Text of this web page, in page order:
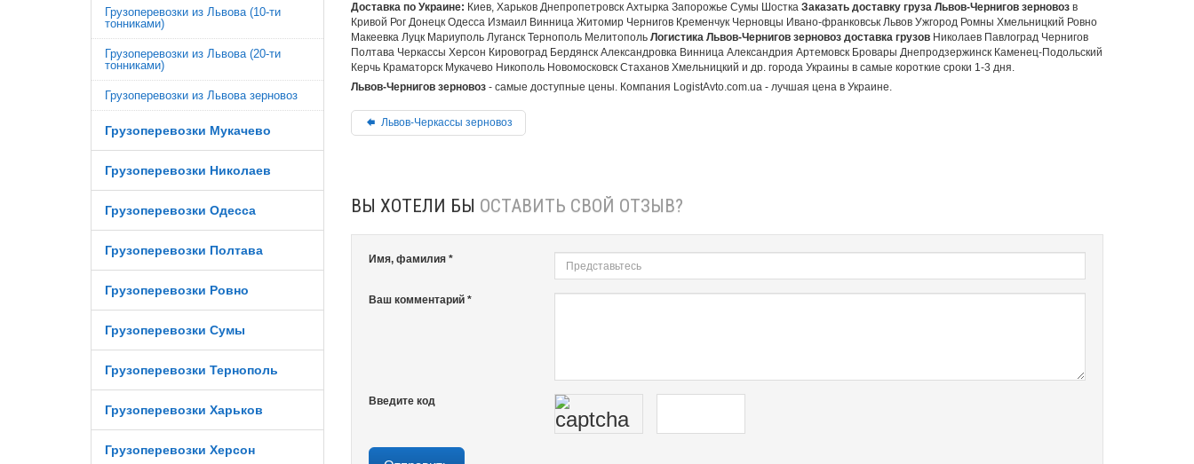
Грузоперевозки из Львова (10-ти
тонниками)
Грузоперевозки из Львова (20-ти
тонниками)
Грузоперевозки из Львова зерновоз
Грузоперевозки Мукачево
Грузоперевозки Николаев
Грузоперевозки Одесса
Грузоперевозки Полтава
Грузоперевозки Ровно
Грузоперевозки Сумы
Грузоперевозки Тернополь
Грузоперевозки Харьков
Грузоперевозки Херсон
Доставка по Украине: Киев, Харьков Днепропетровск Ахтырка Запорожье Сумы Шостка Заказать доставку груза Львов-Чернигов зерновозв
Кривой Рог Донецк Одесса Измаил Винница Житомир Чернигов Кременчук Черновцы Ивано-франковськ Львов Ужгород Ромны Хмельницкий Ровно
Макеевка Луцк Мариуполь Луганск Тернополь Мелитополь Логистика Львов-Чернигов зерновоз доставка грузовНиколаев Павлоград Чернигов
Полтава Черкассы Херсон Кировоград Бердянск Александровка Винница Александрия Артемовск Бровары Днепродзержинск Каменец-Подольский
Керчь Краматорск Мукачево Никополь Новомосковск Стаханов Хмельницкий и др. города Украины в самые короткие сроки 1-3 дня.
Львов-Чернигов зерновоз- самые доступные цены. Компания LogistAvto.com.ua - лучшая цена в Украине.
Львов-Черкассы зерновоз
ВЫ ХОТЕЛИ БЫ ОСТАВИТЬ СВОЙ ОТЗЫВ?
Имя, фамилия *
Ваш комментарий *
Введите код